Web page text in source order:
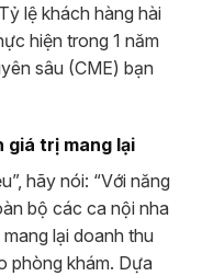
lệ khách hàng hài
hiện trong 1 năm
sâu (CME) bạn
giá trị mang lại
hãy nói: “Với năng
bộ các ca nội nha
lại doanh thu
phòng khám. Dựa